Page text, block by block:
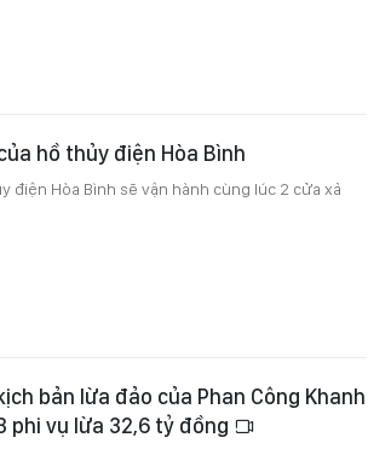
hồ thủy điện Hòa Bình
điện Hòa Bình sẽ vận hành cùng lúc 2 cửa xả
bản lừa đảo của Phan Công Khanh
phi vụ lừa 32,6 tỷ đồng